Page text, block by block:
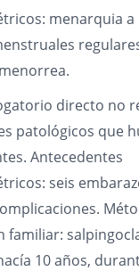
menarquia a
directo no
patológicos que
Antecedentes
seis
familiar:
10 años,